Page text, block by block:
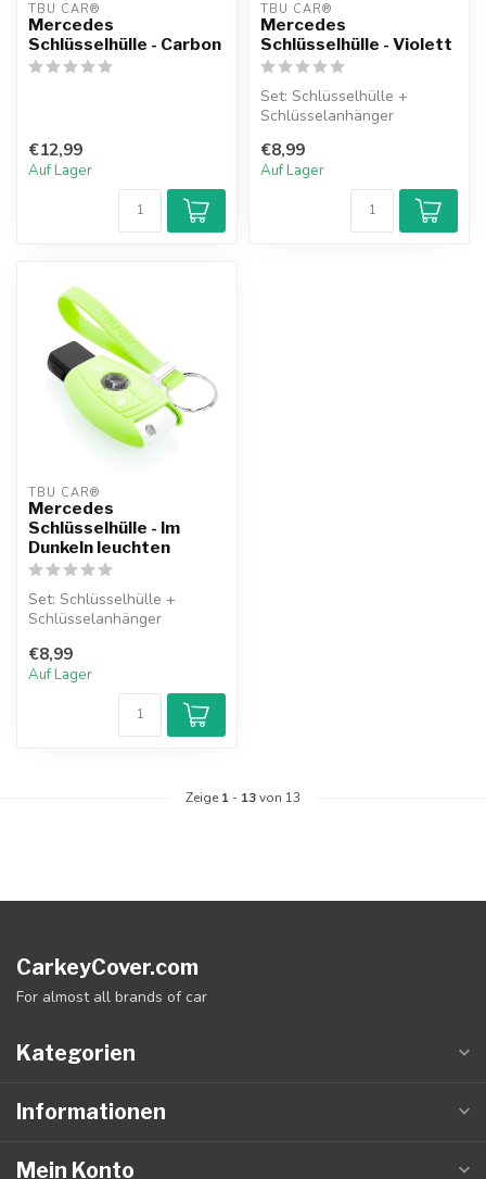
TBU CAR®
Mercedes
Schlüsselhülle - Carbon
€12,99
Auf Lager
TBU CAR®
Mercedes
Schlüsselhülle - Violett
Set: Schlüsselhülle +
Schlüsselanhänger
€8,99
Auf Lager
TBU CAR®
Mercedes
Schlüsselhülle - Im
Dunkeln leuchten
Set: Schlüsselhülle +
Schlüsselanhänger
€8,99
Auf Lager
Zeige 1 - 13von 13
CarkeyCover.com
For almost all brands of car
Kategorien
Informationen
Mein Konto